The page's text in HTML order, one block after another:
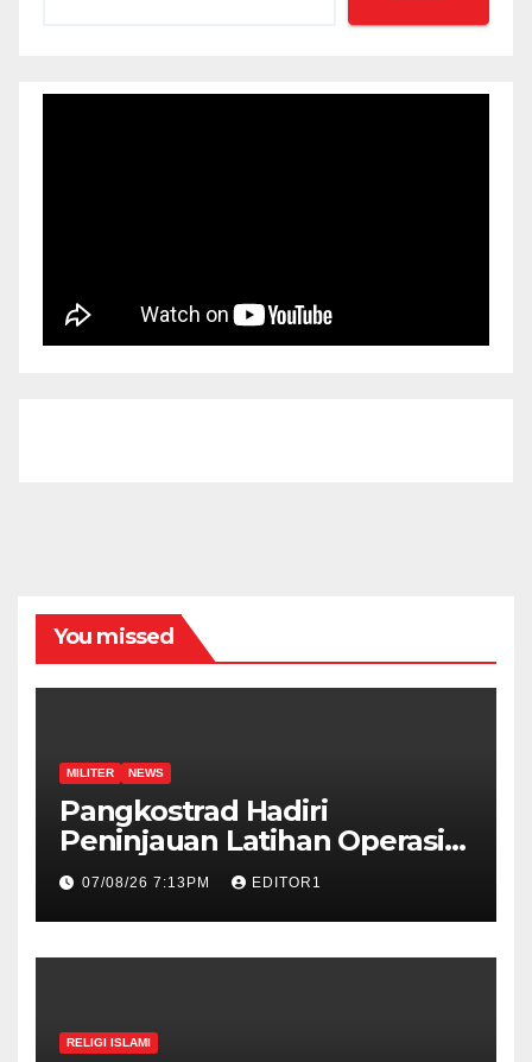
You missed
MILITER NEWS
Pangkostrad Hadiri
Peninjauan Latihan Operasi
Terintegrasi TNI 2026 di
Kepulauan Riau
07/08/26 7:13PM EDITOR1
RELIGI ISLAMI